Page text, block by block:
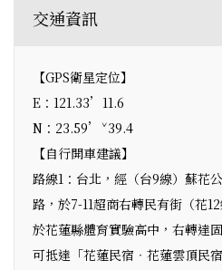
交通資訊
【GPS衛星定位】
E：121.33’11.6
N：23.59’ˇ39.4
【自行開車建議】
路線1：台北，經（台9線）蘇花
路，於7-11超商右轉民有街（花
於花蓮縣體育實驗高中，右轉達
可抵達「花蓮民宿‧花蓮雲頂民宿